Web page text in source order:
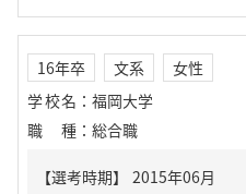
16年卒 文系
女性
学校名 ： 福岡大学
職種 ： 総合職